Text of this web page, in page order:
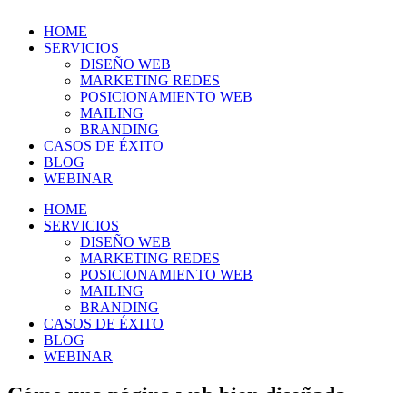
HOME
SERVICIOS
DISEÑO WEB
MARKETING REDES
POSICIONAMIENTO WEB
MAILING
BRANDING
CASOS DE ÉXITO
BLOG
WEBINAR
HOME
SERVICIOS
DISEÑO WEB
MARKETING REDES
POSICIONAMIENTO WEB
MAILING
BRANDING
CASOS DE ÉXITO
BLOG
WEBINAR